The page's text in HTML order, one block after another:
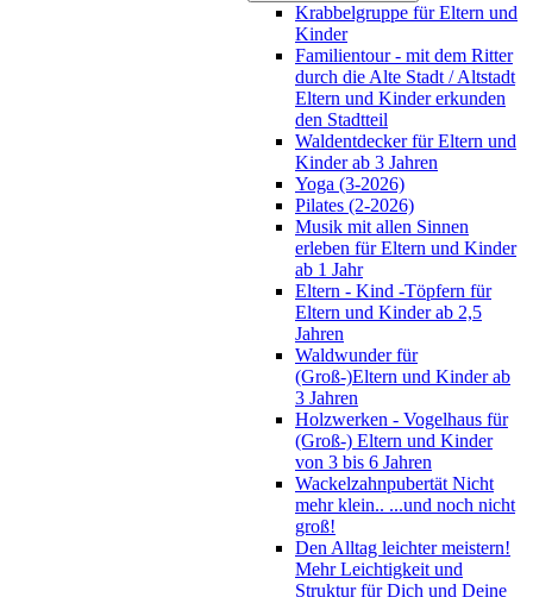
Krabbelgruppe für Eltern und
Kinder
Familientour - mit dem Ritter
durch die Alte Stadt / Altstadt
Eltern und Kinder erkunden
den Stadtteil
Waldentdecker für Eltern und
Kinder ab 3 Jahren
Yoga (3-2026)
Pilates (2-2026)
Musik mit allen Sinnen
erleben für Eltern und Kinder
ab 1 Jahr
Eltern - Kind -Töpfern für
Eltern und Kinder ab 2,5
Jahren
Waldwunder für
(Groß-)Eltern und Kinder ab
3 Jahren
Holzwerken - Vogelhaus für
(Groß-) Eltern und Kinder
von 3 bis 6 Jahren
Wackelzahnpubertät Nicht
mehr klein.. ...und noch nicht
groß!
Den Alltag leichter meistern!
Mehr Leichtigkeit und
Struktur für Dich und Deine